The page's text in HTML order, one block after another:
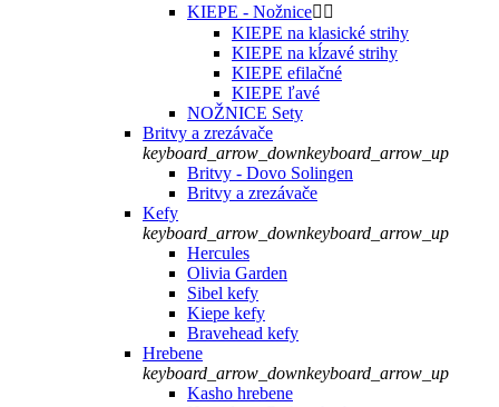
KIEPE - Nožnice 
KIEPE na klasické strihy
KIEPE na kĺzavé strihy
KIEPE efilačné
KIEPE ľavé
NOŽNICE Sety
Britvy a zrezávače
keyboard_arrow_downkeyboard_arrow_up
Britvy - Dovo Solingen
Britvy a zrezávače
Kefy
keyboard_arrow_downkeyboard_arrow_up
Hercules
Olivia Garden
Sibel kefy
Kiepe kefy
Bravehead kefy
Hrebene
keyboard_arrow_downkeyboard_arrow_up
Kasho hrebene